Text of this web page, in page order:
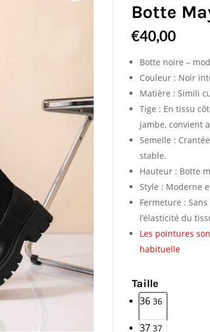
Botte
€40,00
Botte noire –
Couleur : Noir
Matière : Simili
Tige : En tissu
jambe, convient
Semelle :
stable.
Hauteur : Botte
Style : Moderne
Fermeture :
l’élasticité du
Les pointures
habituelle
Taille
36 36
37 37